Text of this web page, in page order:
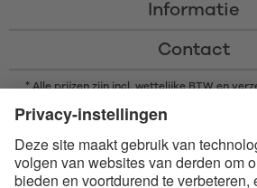
Informatie
Contact
* Alle prijzen zijn incl. wettelijke BTW en
rembourskosten, indien niet
handelsmerken van Bluetooth SIG, Inc. en